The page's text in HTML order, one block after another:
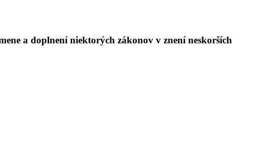
a doplnení niektorých zákonov v znení neskorších